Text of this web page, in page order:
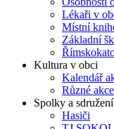
Lékaři v
Místní
Základní
Kultura v obci
Kalendář
Různé akce
Spolky a sdružení
Hasiči